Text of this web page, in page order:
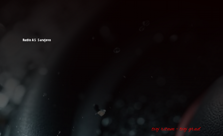
Radio AS Sarajevo
tvoj ritam - tvoj grad